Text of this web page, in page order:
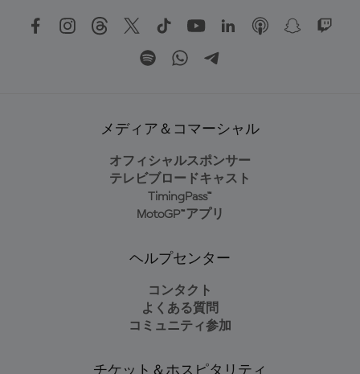
メディア＆コマーシャル
オフィシャルスポンサー
テレビブロードキャスト
TimingPass™
MotoGP™アプリ
ヘルプセンター
コンタクト
よくある質問
コミュニティ参加
チケット＆ホスピタリティ